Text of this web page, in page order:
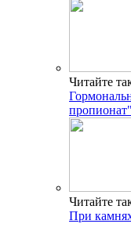
Читайте
пропионат"
Читайте
При